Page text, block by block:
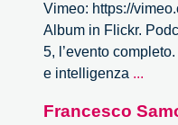
Vimeo: https://
Album in Flickr.
5, l’evento
e intelligenza ...
AI
Francesco